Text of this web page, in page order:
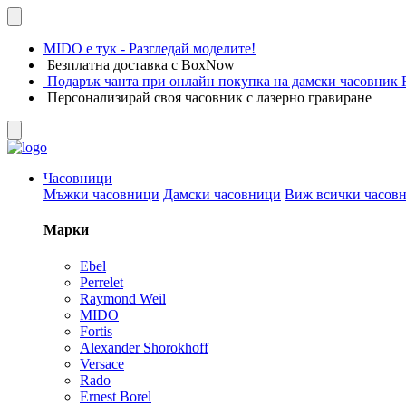
MIDO е тук - Разгледай моделите!
Безплатна доставка с BoxNow
Подарък чанта при онлайн покупка на дамски часовник
Персонализирай своя часовник с лазерно гравиране
Часовници
Мъжки часовници Дамски часовници Виж всички
Марки
Ebel
Perrelet
Raymond Weil
MIDO
Fortis
Alexander Shorokhoff
Versace
Rado
Ernest Borel